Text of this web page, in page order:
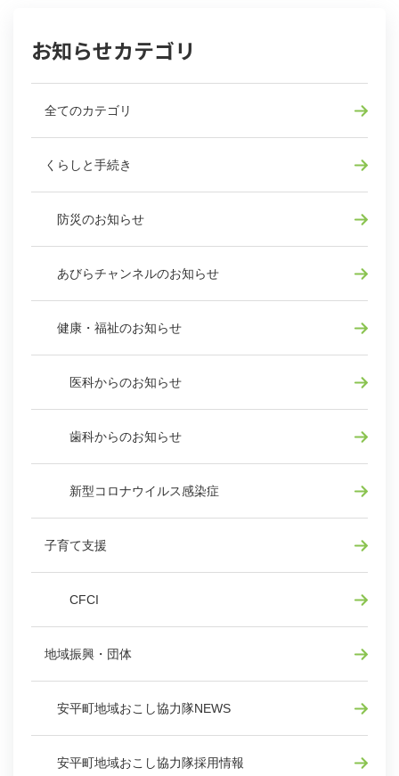
お知らせカテゴリ
全てのカテゴリ
くらしと手続き
防災のお知らせ
あびらチャンネルのお知らせ
健康・福祉のお知らせ
医科からのお知らせ
歯科からのお知らせ
新型コロナウイルス感染症
子育て支援
CFCI
地域振興・団体
安平町地域おこし協力隊NEWS
安平町地域おこし協力隊採用情報